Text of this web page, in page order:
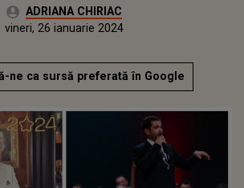
Autor:ADRIANA CHIRIAC
Publicat:
vineri, 26 ianuarie 2024
ne ca sursă preferată în Google